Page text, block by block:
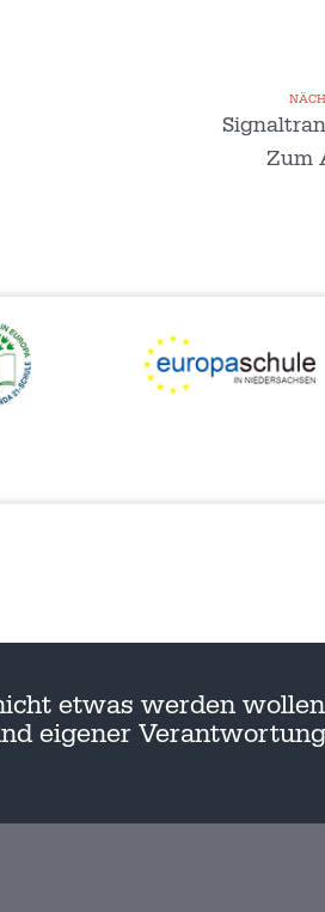
Zum
etwas werden
eigener